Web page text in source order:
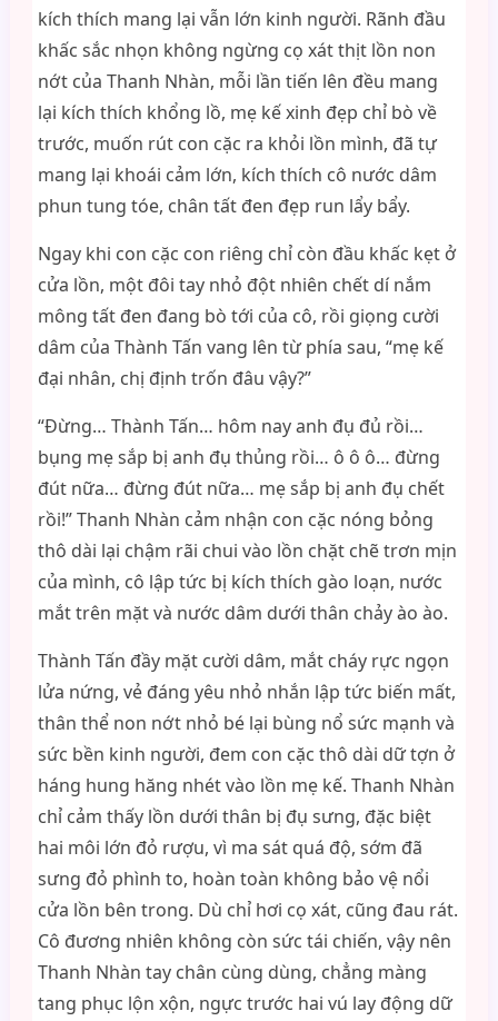
kích thích mang lại vẫn lớn kinh người. Rãnh đầu
khấc sắc nhọn không ngừng cọ xát thịt lồn non
nớt của Thanh Nhàn, mỗi lần tiến lên đều mang
lại kích thích khổng lồ, mẹ kế xinh đẹp chỉ bò về
trước, muốn rút con cặc ra khỏi lồn mình, đã tự
mang lại khoái cảm lớn, kích thích cô nước dâm
phun tung tóe, chân tất đen đẹp run lẩy bẩy.
Ngay khi con cặc con riêng chỉ còn đầu khấc kẹt ở
cửa lồn, một đôi tay nhỏ đột nhiên chết dí nắm
mông tất đen đang bò tới của cô, rồi giọng cười
dâm của Thành Tấn vang lên từ phía sau, “mẹ kế
đại nhân, chị định trốn đâu vậy?”
“Đừng… Thành Tấn… hôm nay anh đụ đủ rồi…
bụng mẹ sắp bị anh đụ thủng rồi… ô ô ô… đừng
đút nữa… đừng đút nữa… mẹ sắp bị anh đụ chết
rồi!” Thanh Nhàn cảm nhận con cặc nóng bỏng
thô dài lại chậm rãi chui vào lồn chặt chẽ trơn mịn
của mình, cô lập tức bị kích thích gào loạn, nước
mắt trên mặt và nước dâm dưới thân chảy ào ào.
Thành Tấn đầy mặt cười dâm, mắt cháy rực ngọn
lửa nứng, vẻ đáng yêu nhỏ nhắn lập tức biến mất,
thân thể non nớt nhỏ bé lại bùng nổ sức mạnh và
sức bền kinh người, đem con cặc thô dài dữ tợn ở
háng hung hăng nhét vào lồn mẹ kế. Thanh Nhàn
chỉ cảm thấy lồn dưới thân bị đụ sưng, đặc biệt
hai môi lớn đỏ rượu, vì ma sát quá độ, sớm đã
sưng đỏ phình to, hoàn toàn không bảo vệ nổi
cửa lồn bên trong. Dù chỉ hơi cọ xát, cũng đau rát.
Cô đương nhiên không còn sức tái chiến, vậy nên
Thanh Nhàn tay chân cùng dùng, chẳng màng
tang phục lộn xộn, ngực trước hai vú lay động dữ